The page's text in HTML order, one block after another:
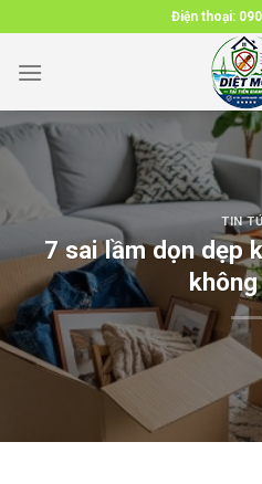
to
content
Điện thoại:
TIN
7 sai lầm dọn dẹp